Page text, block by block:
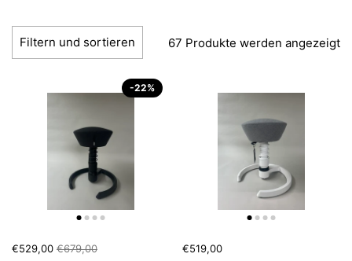
Filtern und sortieren 67 Produkte werden angezeigt
€529,00 €679,00
-22%
€519,00